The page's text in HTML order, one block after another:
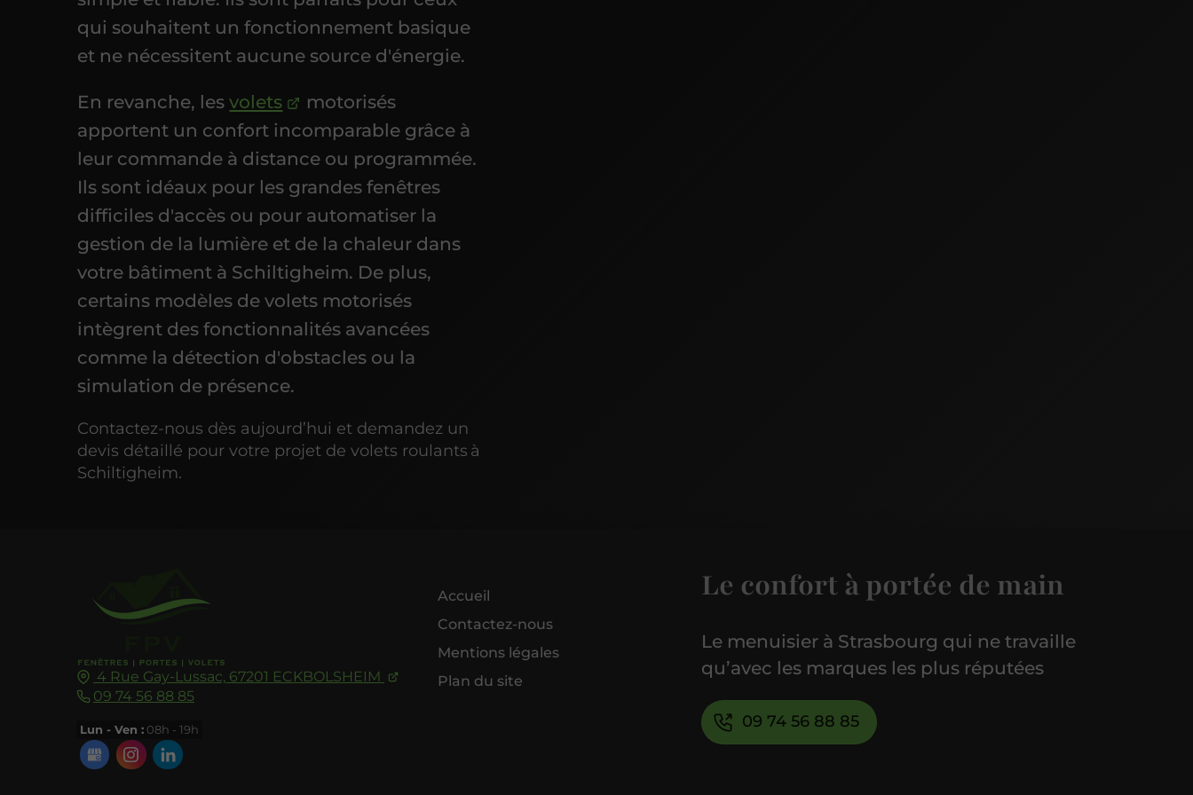
qui souhaitent un fonctionnement basique
et ne nécessitent aucune source d'énergie.
En revanche, lesvolets
motorisés
apportent un confort incomparable grâce à
leur commande à distance ou programmée.
Ils sont idéaux pour les grandes fenêtres
difficiles d'accès ou pour automatiser la
gestion de la lumière et de la chaleur dans
votre bâtiment à Schiltigheim. De plus,
certains modèles de volets motorisés
intègrent des fonctionnalités avancées
comme la détection d'obstacles ou la
simulation de présence.
Contactez-nous dès aujourd’hui et demandez un
devis détaillé pour votre projet de volets roulants à
Schiltigheim.
4 Rue Gay-Lussac, 67201 ECKBOLSHEIM
09 74 56 88 85
Lun - Ven :08h - 19h
Accueil
Contactez-nous
Mentions légales
Plan du site
Le confort à portée de main
Le menuisier à Strasbourg qui ne travaille
qu’avec les marques les plus réputées
09 74 56 88 85